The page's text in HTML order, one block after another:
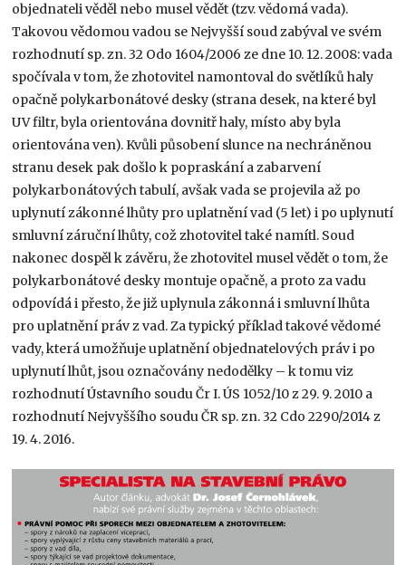
objednateli věděl nebo musel vědět (tzv. vědomá vada).
Takovou vědomou vadou se Nejvyšší soud zabýval ve svém
rozhodnutí sp. zn. 32 Odo 1604/2006 ze dne 10. 12. 2008: vada
spočívala v tom, že zhotovitel namontoval do světlíků haly
opačně polykarbonátové desky (strana desek, na které byl
UV filtr, byla orientována dovnitř haly, místo aby byla
orientována ven). Kvůli působení slunce na nechráněnou
stranu desek pak došlo k popraskání a zabarvení
polykarbonátových tabulí, avšak vada se projevila až po
uplynutí zákonné lhůty pro uplatnění vad (5 let) i po uplynutí
smluvní záruční lhůty, což zhotovitel také namítl. Soud
nakonec dospěl k závěru, že zhotovitel musel vědět o tom, že
polykarbonátové desky montuje opačně, a proto za vadu
odpovídá i přesto, že již uplynula zákonná i smluvní lhůta
pro uplatnění práv z vad. Za typický příklad takové vědomé
vady, která umožňuje uplatnění objednatelových práv i po
uplynutí lhůt, jsou označovány nedodělky – k tomu viz
rozhodnutí Ústavního soudu Čr I. ÚS 1052/10 z 29. 9. 2010 a
rozhodnutí Nejvyššího soudu ČR sp. zn. 32 Cdo 2290/2014 z
19. 4. 2016.